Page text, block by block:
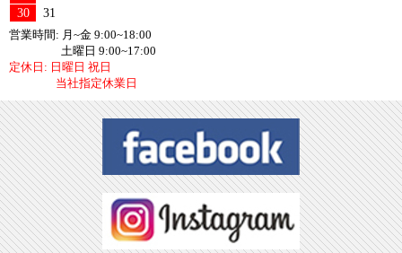
30
31
営業時間: 月~金 9:00~18:00
土曜日 9:00~17:00
定休日: 日曜日 祝日
当社指定休業日